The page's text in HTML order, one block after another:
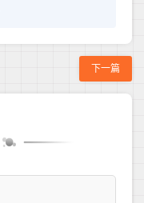
下一篇